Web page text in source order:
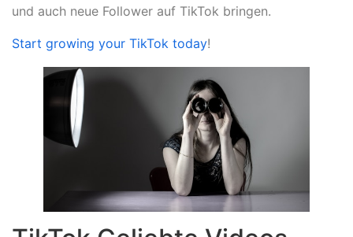
und auch neue Follower auf TikTok bringen.
Start growing your TikTok today!